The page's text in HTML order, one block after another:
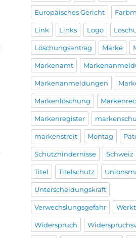
Europäisches Gericht
Link Links Logo
Löschungsantrag Marke
Markenamt
Markenanmeldungen
Markenlöschung
Markenregister
markenstreit Montag
Schutzhindernisse Schweiz
Titel Titelschutz
Unterscheidungskraft
Verwechslungsgefahr
Widerspruch